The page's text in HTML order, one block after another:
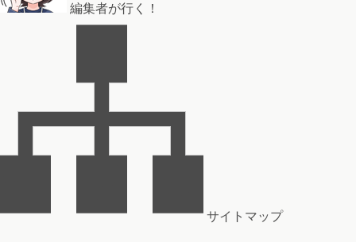
編集者が行く！
サイトマップ